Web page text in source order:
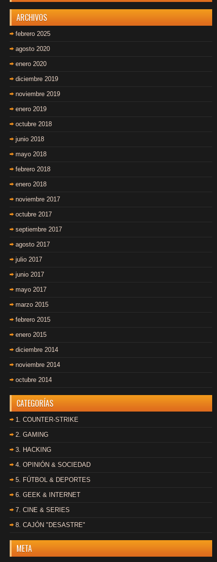
ARCHIVOS
febrero 2025
agosto 2020
enero 2020
diciembre 2019
noviembre 2019
enero 2019
octubre 2018
junio 2018
mayo 2018
febrero 2018
enero 2018
noviembre 2017
octubre 2017
septiembre 2017
agosto 2017
julio 2017
junio 2017
mayo 2017
marzo 2015
febrero 2015
enero 2015
diciembre 2014
noviembre 2014
octubre 2014
CATEGORÍAS
1. COUNTER-STRIKE
2. GAMING
3. HACKING
4. OPINIÓN & SOCIEDAD
5. FÚTBOL & DEPORTES
6. GEEK & INTERNET
7. CINE & SERIES
8. CAJÓN "DESASTRE"
META